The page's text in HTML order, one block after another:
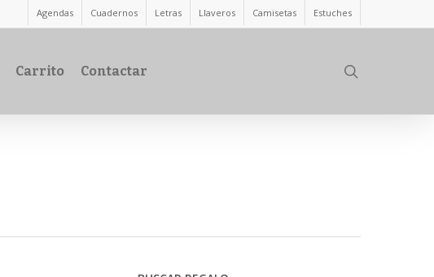
Agendas Cuadernos Letras Llaveros Camisetas Estuches
Carrito Contactar